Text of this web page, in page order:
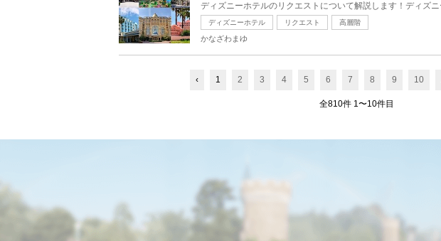
ディズニーホテル リクエスト 高層階
かなざわまゆ
‹ 1 2 3 4 5 6 7 8 9 10
全810件 1〜10件目